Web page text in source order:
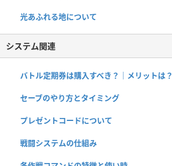
光あふれる地について
システム関連
バトル定期券は購入すべき？｜メリットは？
セーブのやり方とタイミング
プレゼントコードについて
戦闘システムの仕組み